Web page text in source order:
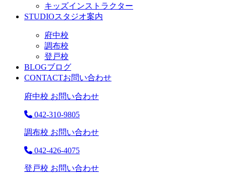
キッズインストラクター
STUDIOスタジオ案内
府中校
調布校
登戸校
BLOGブログ
CONTACTお問い合わせ
府中校 お問い合わせ
042-310-9805
調布校 お問い合わせ
042-426-4075
登戸校 お問い合わせ